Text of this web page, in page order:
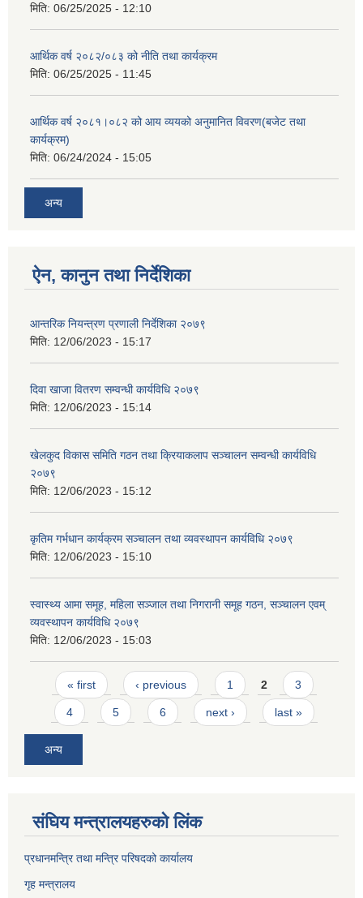
मिति: 06/25/2025 - 12:10
आर्थिक वर्ष २०८२/०८३ को नीति तथा कार्यक्रम
मिति: 06/25/2025 - 11:45
आर्थिक वर्ष २०८१।०८२ को आय व्ययको अनुमानित विवरण(बजेट तथा
कार्यक्रम)
मिति: 06/24/2024 - 15:05
अन्य
ऐन, कानुन तथा निर्देशिका
आन्तरिक नियन्त्रण प्रणाली निर्देशिका २०७९
मिति: 12/06/2023 - 15:17
दिवा खाजा वितरण सम्वन्धी कार्यविधि २०७९
मिति: 12/06/2023 - 15:14
खेलकुद विकास समिति गठन तथा क्रियाकलाप सञ्चालन सम्वन्धी कार्यविधि
२०७९
मिति: 12/06/2023 - 15:12
कृतिम गर्भधान कार्यक्रम सञ्चालन तथा व्यवस्थापन कार्यविधि २०७९
मिति: 12/06/2023 - 15:10
स्वास्थ्य आमा समूह, महिला सञ्जाल तथा निगरानी समूह गठन, सञ्चालन एवम्
व्यवस्थापन कार्यविधि २०७९
मिति: 12/06/2023 - 15:03
Pages
« first ‹ previous 1 2 3
4 5 6 next › last »
अन्य
संघिय मन्त्र‍ालयहरुको लिंक
प्रधानमन्त्रि तथा मन्त्रि परिषदको कार्यालय
गृह मन्त्रालय